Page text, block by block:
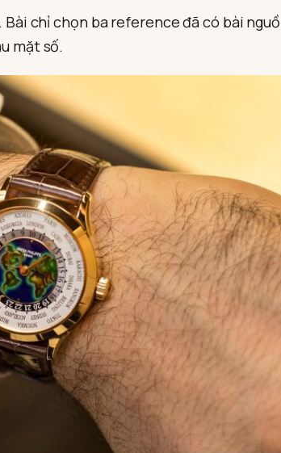
Bài chỉ chọn ba reference đã có bài
mặt số.